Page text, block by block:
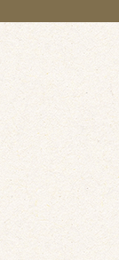
ここから本文です